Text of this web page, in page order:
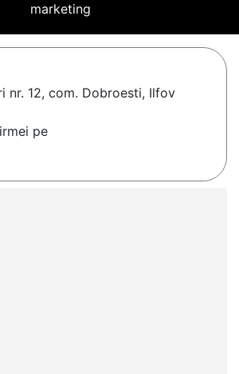
marketing
nr. 12, com. Dobroesti, Ilfov
pe